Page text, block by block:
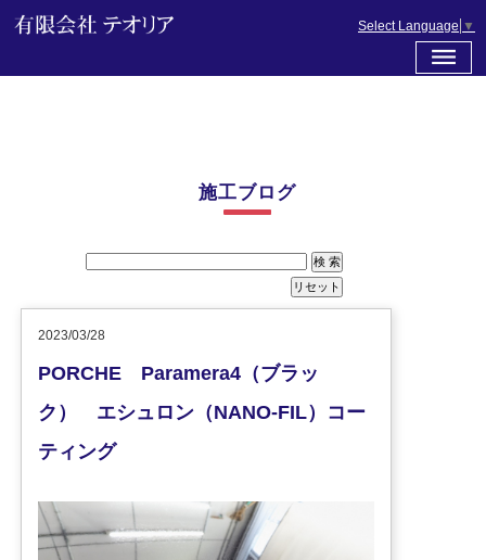
Select Language ▼
施工ブログ
2023/03/28
PORCHE Paramera4（ブラッ
ク） エシュロン（NANO-FIL）コー
ティング